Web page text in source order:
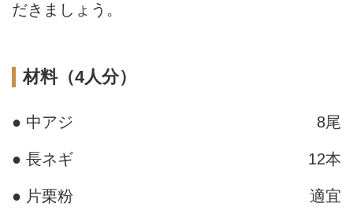
だきましょう。
材料（4人分）
● 中アジ 8尾
● 長ネギ 12本
● 片栗粉 適宜